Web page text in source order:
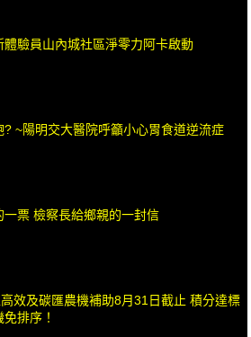
體驗員山內城社區淨零力阿卡啟動
? ~陽明交大醫院呼籲小心胃食道逆流症
一票 檢察長給鄉親的一封信
效及碳匯農機補助8月31日截止 積分達標
排序！